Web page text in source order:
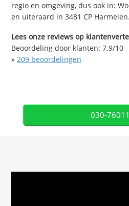
regio en omgeving, dus ook in:
en uiteraard in 3481 CP Harmelen.
Lees onze reviews op
Beoordeling door klanten:7.9/10
»209 beoordelingen
030-